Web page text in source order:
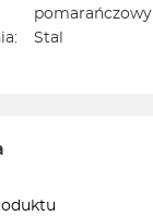
pomarańczowy
Stal